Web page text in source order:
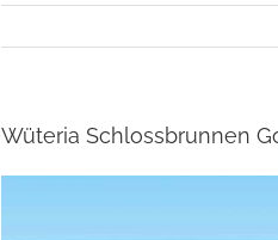
Wüteria Schlossbrunnen